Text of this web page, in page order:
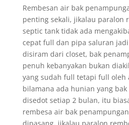
Rembesan air bak
penting sekali, jikalau paralon
septic tank tidak ada
cepat full dan pipa saluran
disiram dari closet, bak
penuh kebanyakan bukan
yang sudah full tetapi full oleh
bilamana ada hunian yang
disedot setiap 2 bulan, itu
rembesa air bak
dipasang, jikalau paralon